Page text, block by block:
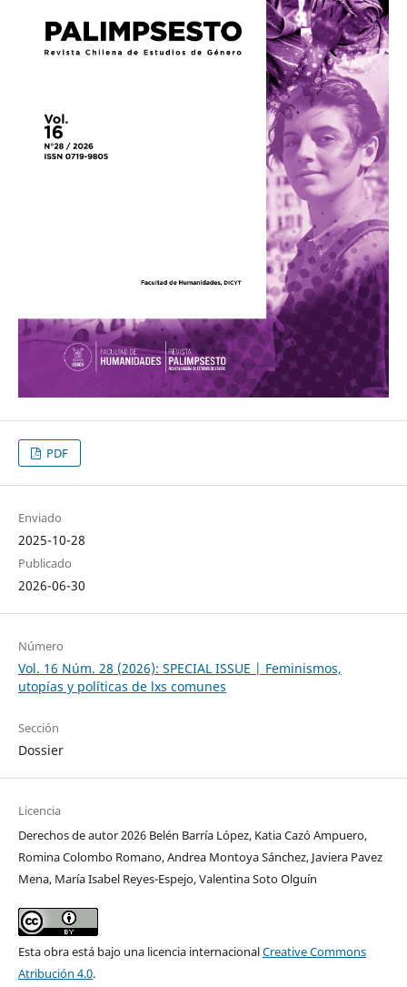
PDF
Enviado
2025-10-28
Publicado
2026-06-30
Número
Vol. 16 Núm. 28 (2026): SPECIAL ISSUE | Feminismos,
utopías y políticas de lxs comunes
Sección
Dossier
Licencia
Derechos de autor 2026 Belén Barría López, Katia Cazó Ampuero,
Romina Colombo Romano, Andrea Montoya Sánchez, Javiera Pavez
Mena, María Isabel Reyes-Espejo, Valentina Soto Olguín
Esta obra está bajo una licencia internacionalCreative Commons
Atribución 4.0.